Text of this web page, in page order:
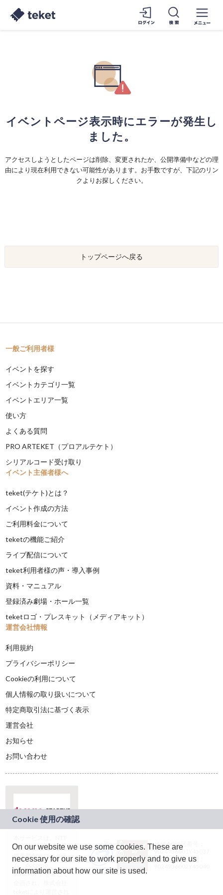
イベントページ表示時にエラーが発生し
ました。
アクセスしようとしたページは削除、変更されたか、公開準備中などの理
由により現在利用できない可能性があります。お手数ですが、下記のリン
クよりお探しください。
トップページへ戻る
一般ご利用者様
イベントを探す
イベントカテゴリ一覧
イベントエリア一覧
使い方
よくある質問
PRO ARTEKET（プロアルテケト）
シリアルコード受け取り
イベント主催者様へ
teket(テケト)とは？
イベント作成の方法
ご利用料金について
teketの機能ご紹介
ライブ配信について
teket利用者様の声・導入事例
資料・マニュアル
登録済み劇場・ホール一覧
teketロゴ・プレスキット（メディアキット）
運営会社情報
利用規約
プライバシーポリシー
Cookieの利用について
個人情報の取り扱いについて
特定商取引法に基づく表示
運営会社
お知らせ
お問い合わせ
ドコモグループの新
規事業創出プログラ
ム「docomo
STARTUP」を通じて
JASRAC許諾番号：
9024936001Y45037
JASRAC許諾番号：
On our website we use some cookies. These are
necessary for our site to work properly and to give us
information about how our site is used.